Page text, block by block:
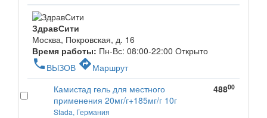
ЗдравСити
Москва, Покровская, д. 16
Время работы: Пн-Вс: 08:00-22:00 Открыто
phone ВЫЗОВ directionsМаршрут
Камистад гель для местного
применения 20мг/г+185мг/г 10г
Stada, Германия
48800